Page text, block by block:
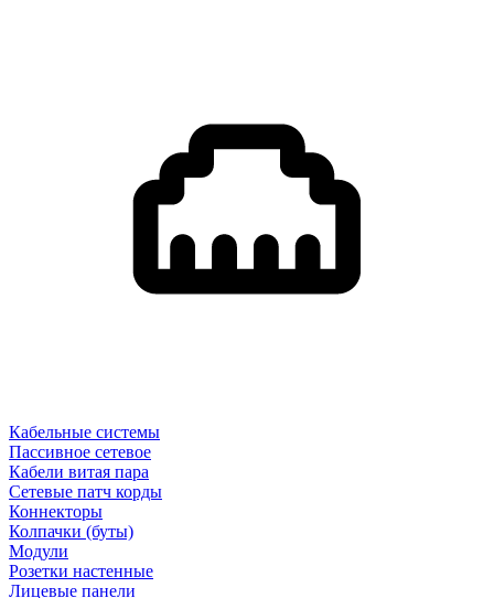
Кабельные системы
Пассивное сетевое
Кабели витая пара
Сетевые патч корды
Коннекторы
Колпачки (буты)
Модули
Розетки настенные
Лицевые панели